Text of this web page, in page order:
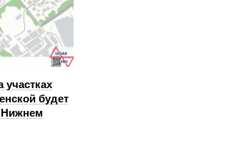
участках
будет
Нижнем